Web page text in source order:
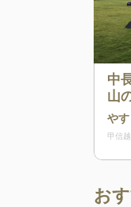
中
山
た
や
甲信
お